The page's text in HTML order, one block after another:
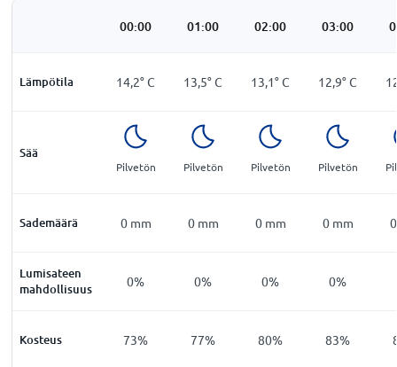
00:00 01:00 02:00 03:00
Lämpötila 14,2°C 13,5°C 13,1°C 12,9°C
Sää
Pilvetön Pilvetön Pilvetön Pilvetön
Sademäärä 0 mm 0 mm 0 mm 0 mm 0
Lumisateen
mahdollisuus
0% 0% 0% 0%
Kosteus 73% 77% 80% 83%